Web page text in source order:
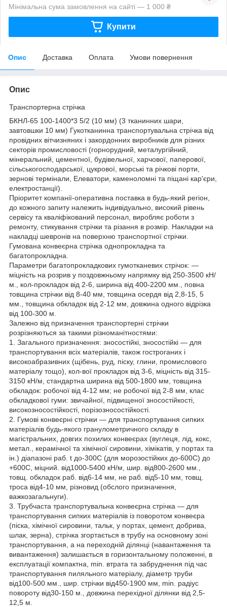
Мінімальна сума замовлення на сайті — 1 000 ₴
Купити
Опис Доставка Оплата Умови повернення
Опис
Транспортерна стрічка
БКНЛ-65 100-1400*3 5/2 (10 мм) (3 тканинних шари,
завтовшки 10 мм) Гукотканинна транспортувальна стрічка від
провідних вітчизняних і закордонних виробників для різних
секторів промисловості (горнорудний, металургійний,
мінеральний, цементної, будівельної, харчової, паперової,
сільськогосподарської, цукрової, морські та річкові порти,
зернові термінали, Елеватори, каменоломні та піщані кар'єри,
електростанції).
Пріоритет компанії-оперативна поставка в будь-який регіон,
до кожного запиту належить індивідуально, високий рівень
сервісу та кваліфікований персонал, виробляє роботи з
ремонту, стикування стрічки та різання в розмір. Накладки на
накладці шевронів на поверхню транспортної стрічки.
Гумована конвеєрна стрічка однопрокладна та
багатопрокладна.
Параметри багатопрокладкових гумотканевих стрічок: —
міцність на розрив у поздовжньому напрямку від 250-3500 кН/
м., кол-прокладок від 2-6, ширина від 400-2200 мм., повна
товщина стрічки від 8-40 мм, товщина осердя від 2,8-15, 5
мм., товщина обкладок від 2-12 мм, довжина одного відрізка
від 100-300 м.
Залежно від призначення транспортерні стрічки
розрізняються за такими різноманітностями:
1. Загального призначення: зносостійкі, зносостійкі — для
транспортування всіх матеріалів, також гостроганих і
високоабразивних (щібень, руд, піску, глини, промислового
матеріалу тощо), кол-вої прокладок від 3-6, міцність від 315-
3150 кН/м, стандартна ширина від 500-1800 мм, товщина
обкладок: робочої від 4-12 мм; не робочої від 2-8 мм, клас
обкладкової гуми: звичайної, підвищеної зносостійкості,
високозносостійкості, порізозносостійкості.
2. Гумові конвеєрні стрічки — для транспортування сипких
матеріалів будь-якого гранулометричного складу в
магістральних, довгих похилих конвеєрах (вуглеця, лід, кокс,
метал., керамічної та хімічної сировини, хімікатів, у портах та
ін.) діапазоні раб. t до-300С (для морозостійких до-600С) до
+600С, міцний. від1000-5400 кН/м, шир. від800-2600 мм.,
товщ. обкладок раб. від6-14 мм, не раб. від5-10 мм, товщ.
троса від4-10 мм, різновид (обслого призначення,
важкозагальнуги).
3. Трубчаста транспортувальна конвеєрна стрічка — для
транспортування сипких матеріалів із поворотом конвеєра
(піска, хімічної сировини, тальк, у портах, цемент, добрива,
шлак, зерна), стрічка згортається в трубу на основному зоні
транспортування, а на переходній ділянці (навантаження та
вивантаження) залишається в горизонтальному положенні, в
експлуатації компактна, min. втрата та забруднення під час
транспортування пиляльного матеріалу, діаметр труби
від100-500 мм., шир. стрічки від450-1900 мм, min. радіус
повороту від30-150 м., довжина перехідної ділянки від 2,5-
12,5 м.